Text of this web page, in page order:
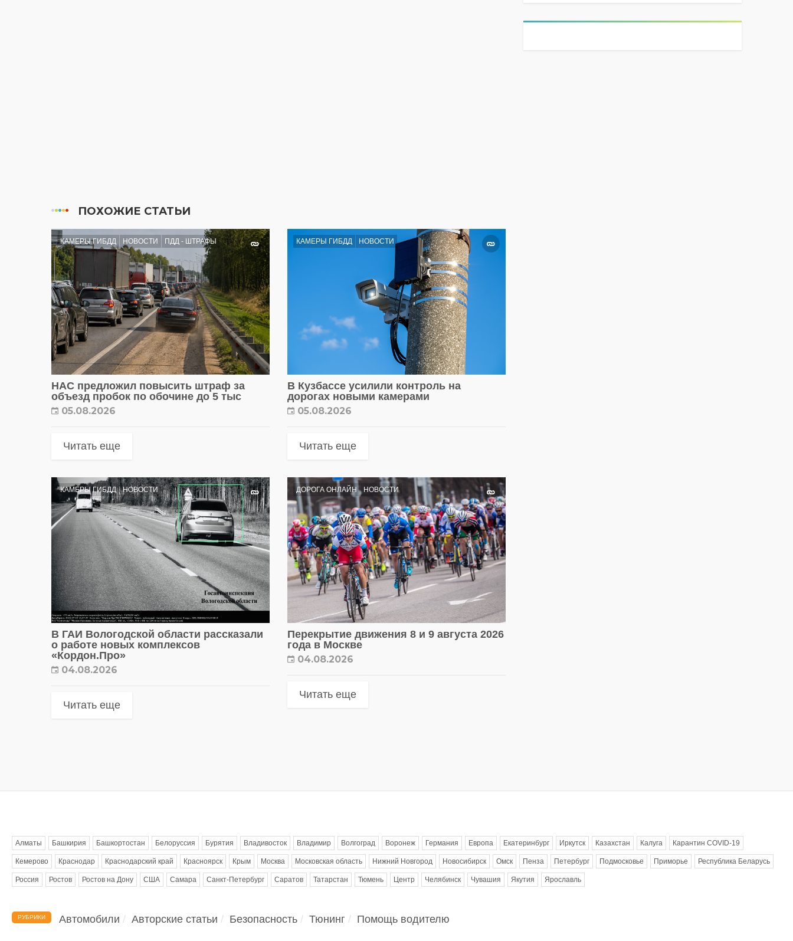
ПОХОЖИЕ СТАТЬИ
КАМЕРЫ ГИБДД НОВОСТИ ПДД - ШТРАФЫ
НАС предложил повысить штраф за
объезд пробок по обочине до 5 тыс
05.08.2026
Читать еще
КАМЕРЫ ГИБДД НОВОСТИ
В Кузбассе усилили контроль на
дорогах новыми камерами
05.08.2026
Читать еще
КАМЕРЫ ГИБДД НОВОСТИ
В ГАИ Вологодской области рассказали
о работе новых комплексов
«Кордон.Про»
04.08.2026
Читать еще
ДОРОГА ОНЛАЙН НОВОСТИ
Перекрытие движения 8 и 9 августа 2026
года в Москве
04.08.2026
Читать еще
Алматы Башкирия Башкортостан Белоруссия Бурятия Владивосток Владимир Волгоград Воронеж Германия Европа Екатеринбург Иркутск Казахстан Калуга Карантин COVID-19
Кемерово Краснодар Краснодарский край Красноярск Крым Москва Московская область Нижний Новгород Новосибирск Омск Пенза Петербург Подмосковье Приморье Республика Беларусь
Россия Ростов Ростов на Дону США Самара Санкт-Петербург Саратов Татарстан Тюмень Центр Челябинск Чувашия Якутия Ярославль
РУБРИКИ Автомобили Авторские статьи Безопасность Тюнинг Помощь водителю